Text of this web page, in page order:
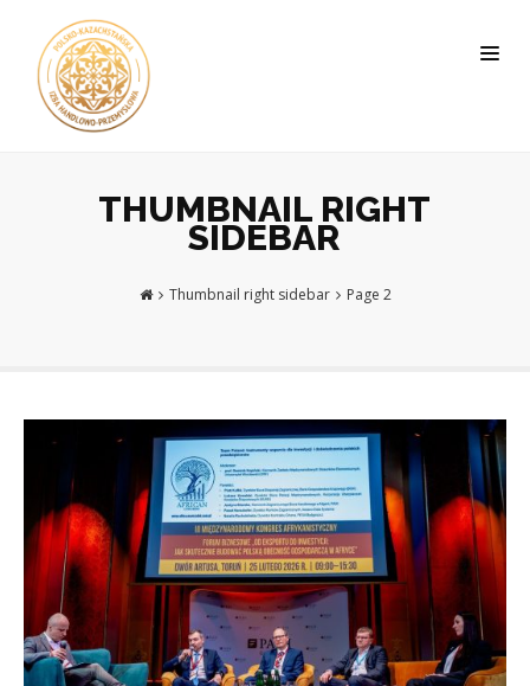
THUMBNAIL RIGHT
SIDEBAR
Thumbnail right sidebar Page 2